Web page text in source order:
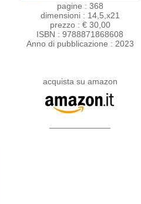
pagine : 368
dimensioni : 14,5,x21
prezzo : € 30,00
ISBN : 9788871868608
Anno di pubblicazione : 2023
acquista su amazon